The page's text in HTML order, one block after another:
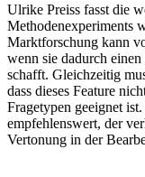
Ulrike Preiss fasst die
Methodenexperiments
Marktforschung kann
wenn sie dadurch
schafft. Gleichzeitig
dass dieses Feature
Fragetypen geeignet
empfehlenswert, der
Vertonung in der